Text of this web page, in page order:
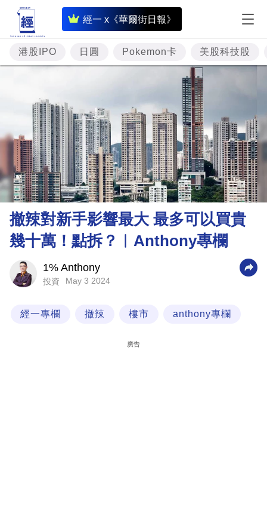
經一 x《華爾街日報》
即
時
財
經
投
資
樓
市
理
財
商
科
港股IPO 日圓 Pokemon卡 美股科技股
撤辣對新手影響最大 最多可以買貴
幾十萬！點拆？︳Anthony專欄
1% Anthony
投資 May 3 2024
經一專欄 撤辣 樓市 anthony專欄
廣告